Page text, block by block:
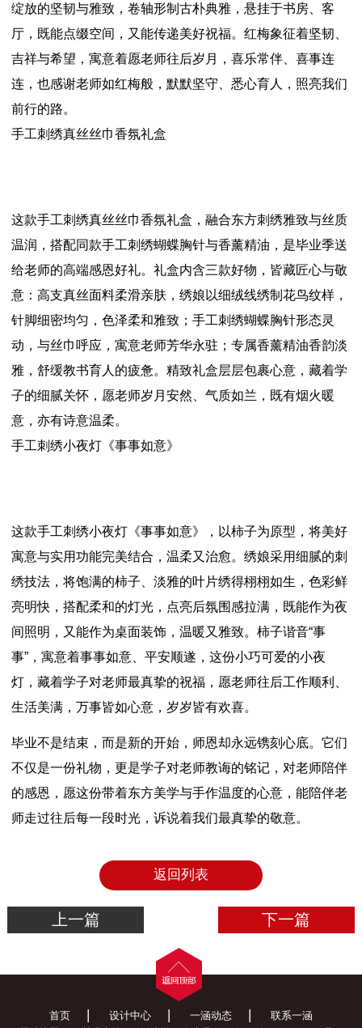
绽放的坚韧与雅致，卷轴形制古朴典雅，悬挂于书房、客
厅，既能点缀空间，又能传递美好祝福。红梅象征着坚韧、
吉祥与希望，寓意着愿老师往后岁月，喜乐常伴、喜事连
连，也感谢老师如红梅般，默默坚守、悉心育人，照亮我们
前行的路。
手工刺绣真丝丝巾香氛礼盒
这款手工刺绣真丝丝巾香氛礼盒，融合东方刺绣雅致与丝质
温润，搭配同款手工刺绣蝴蝶胸针与香薰精油，是毕业季送
给老师的高端感恩好礼。礼盒内含三款好物，皆藏匠心与敬
意：高支真丝面料柔滑亲肤，绣娘以细绒线绣制花鸟纹样，
针脚细密均匀，色泽柔和雅致；手工刺绣蝴蝶胸针形态灵
动，与丝巾呼应，寓意老师芳华永驻；专属香薰精油香韵淡
雅，舒缓教书育人的疲惫。精致礼盒层层包裹心意，藏着学
子的细腻关怀，愿老师岁月安然、气质如兰，既有烟火暖
意，亦有诗意温柔。
手工刺绣小夜灯《事事如意》
这款手工刺绣小夜灯《事事如意》，以柿子为原型，将美好
寓意与实用功能完美结合，温柔又治愈。绣娘采用细腻的刺
绣技法，将饱满的柿子、淡雅的叶片绣得栩栩如生，色彩鲜
亮明快，搭配柔和的灯光，点亮后氛围感拉满，既能作为夜
间照明，又能作为桌面装饰，温暖又雅致。柿子谐音“事
事”，寓意着事事如意、平安顺遂，这份小巧可爱的小夜
灯，藏着学子对老师最真挚的祝福，愿老师往后工作顺利、
生活美满，万事皆如心意，岁岁皆有欢喜。
毕业不是结束，而是新的开始，师恩却永远镌刻心底。它们
不仅是一份礼物，更是学子对老师教诲的铭记，对老师陪伴
的感恩，愿这份带着东方美学与手作温度的心意，能陪伴老
师走过往后每一段时光，诉说着我们最真挚的敬意。
返回列表
上一篇 下一篇
首页 | 设计中心 | 一涵动态 | 联系一涵